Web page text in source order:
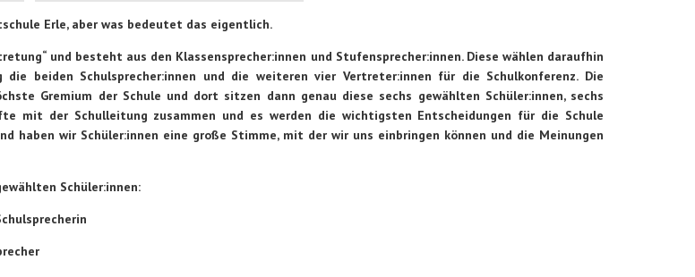
Erle, aber was bedeutet das eigentlich.
und besteht aus den Klassensprecher:innen und Stufensprecher:innen. Diese wählen daraufhin
beiden Schulsprecher:innen und die weiteren vier Vertreter:innen für die Schulkonferenz. Die
Gremium der Schule und dort sitzen dann genau diese sechs gewählten Schüler:innen, sechs
mit der Schulleitung zusammen und es werden die wichtigsten Entscheidungen für die Schule
haben wir Schüler:innen eine große Stimme, mit der wir uns einbringen können und die Meinungen
Schüler:innen: